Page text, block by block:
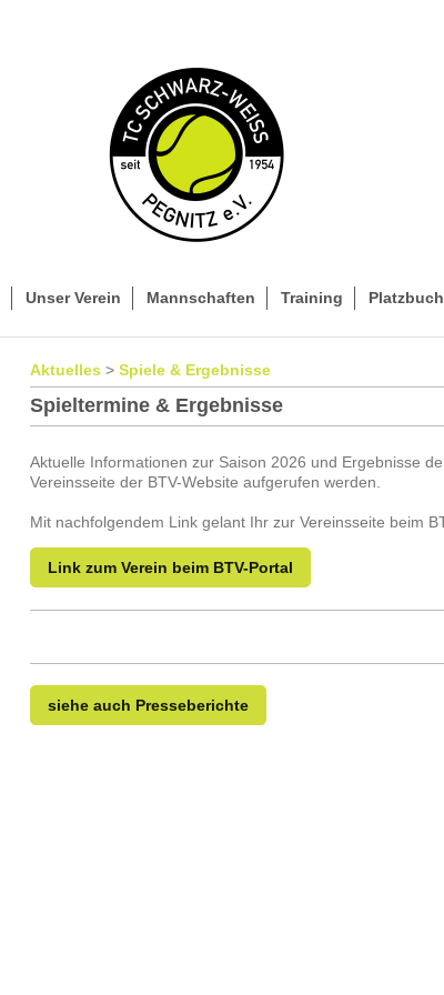
Unser Verein Mannschaften Training
Aktuelles > Spiele & Ergebnisse
Spieltermine & Ergebnisse
Aktuelle Informationen zur Saison 2026 und Ergebnisse
Vereinsseite der BTV-Website aufgerufen werden.
Mit nachfolgendem Link gelant Ihr zur Vereinsseite beim
Link zum Verein beim BTV-Portal
siehe auch Presseberichte